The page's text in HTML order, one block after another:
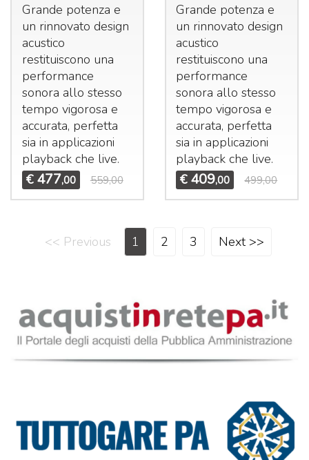
Grande potenza e
un rinnovato design
acustico
restituiscono una
performance
sonora allo stesso
tempo vigorosa e
accurata, perfetta
sia in applicazioni
playback che live.
€ 477,00 559,00
Grande potenza e
un rinnovato design
acustico
restituiscono una
performance
sonora allo stesso
tempo vigorosa e
accurata, perfetta
sia in applicazioni
playback che live.
€ 409,00 499,00
<< Previous 1 2 3 Next >>